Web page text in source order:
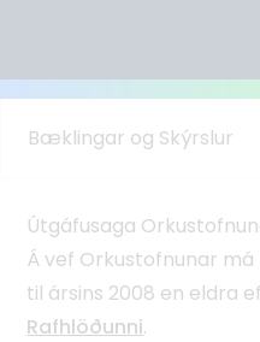
Alþjóðlegt samstarf
Bæklingar og Skýrslur
Útgáfusaga
Á vef Orkustofnunar má
til ársins 2008 en eldra
Rafhlöðunni.